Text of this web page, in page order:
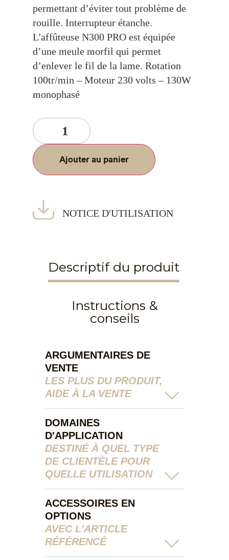
permettant d’éviter tout problème de
rouille. Interrupteur étanche.
L'affûteuse N300 PRO est équipée
d’une meule morfil qui permet
d’enlever le fil de la lame. Rotation
100tr/min – Moteur 230 volts – 130W
monophasé
Ajouter au panier
NOTICE D'UTILISATION
Descriptif du produit
Instructions &
conseils
ARGUMENTAIRES DE
VENTE
LES PLUS DU PRODUIT,
AIDE À LA VENTE
DOMAINES
D'APPLICATION
DESTINÉ À QUEL TYPE
DE CLIENTÈLE POUR
QUELLE UTILISATION
ACCESSOIRES EN
OPTIONS
AVEC L'ARTICLE
RÉFÉRENCÉ